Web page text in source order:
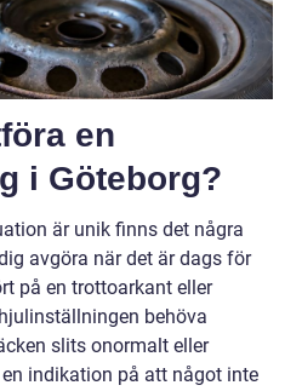
en
i Göteborg?
är unik finns det några
avgöra när det är dags för
på en trottoarkant eller
behöva
slits onormalt eller
indikation på att något inte